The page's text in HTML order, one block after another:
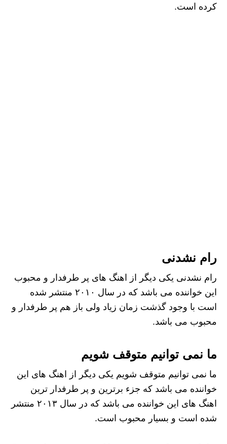
کرده است.
رام نشدنی
رام نشدنی یکی دیگر از اهنگ های پر طرفدار و محبوب
این خواننده می باشد که در سال ۲۰۱۰ منتشر شده
است با وجود گذشت زمان زیاد ولی باز هم پر طرفدار و
محبوب می باشد.
ما نمی توانیم متوقف شویم
ما نمی توانیم متوقف شویم یکی دیگر از اهنگ های این
خواننده می باشد که جزء برترین و پر طرفدار ترین
اهنگ های این خواننده می باشد که در سال ۲۰۱۳ منتشر
شده است و بسیار محبوب است.